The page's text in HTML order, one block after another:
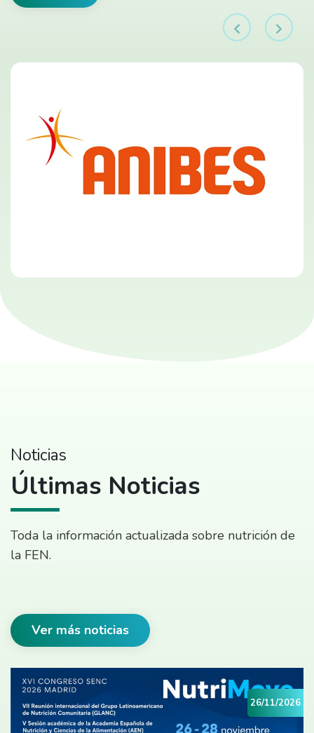
Noticias
Últimas Noticias
Toda la información actualizada sobre nutrición de
la FEN.
Ver más noticias
26/11/2026